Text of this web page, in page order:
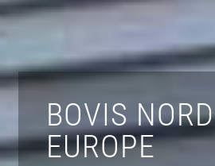
BOVIS NORD
EUROPE